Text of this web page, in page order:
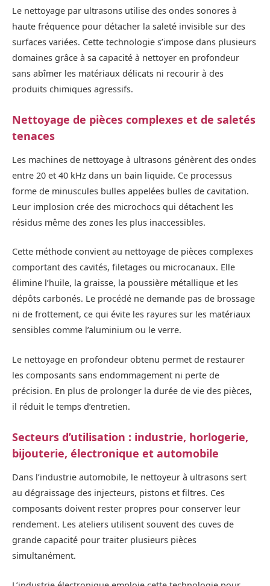
Le nettoyage par ultrasons utilise des ondes sonores à
haute fréquence pour détacher la saleté invisible sur des
surfaces variées. Cette technologie s’impose dans plusieurs
domaines grâce à sa capacité à nettoyer en profondeur
sans abîmer les matériaux délicats ni recourir à des
produits chimiques agressifs.
Nettoyage de pièces complexes et de saletés
tenaces
Les machines de nettoyage à ultrasons génèrent des ondes
entre 20 et 40 kHz dans un bain liquide. Ce processus
forme de minuscules bulles appelées bulles de cavitation.
Leur implosion crée des microchocs qui détachent les
résidus même des zones les plus inaccessibles.
Cette méthode convient au nettoyage de pièces complexes
comportant des cavités, filetages ou microcanaux. Elle
élimine l’huile, la graisse, la poussière métallique et les
dépôts carbonés. Le procédé ne demande pas de brossage
ni de frottement, ce qui évite les rayures sur les matériaux
sensibles comme l’aluminium ou le verre.
Le nettoyage en profondeur obtenu permet de restaurer
les composants sans endommagement ni perte de
précision. En plus de prolonger la durée de vie des pièces,
il réduit le temps d’entretien.
Secteurs d’utilisation : industrie, horlogerie,
bijouterie, électronique et automobile
Dans l’industrie automobile, le nettoyeur à ultrasons sert
au dégraissage des injecteurs, pistons et filtres. Ces
composants doivent rester propres pour conserver leur
rendement. Les ateliers utilisent souvent des cuves de
grande capacité pour traiter plusieurs pièces
simultanément.